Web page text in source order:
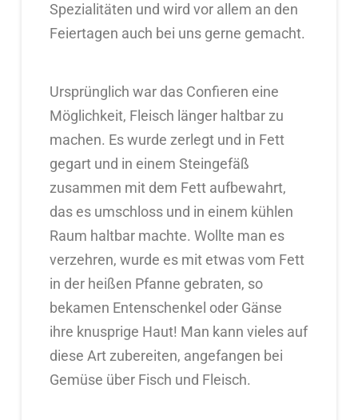
Spezialitäten und wird vor allem an den
Feiertagen auch bei uns gerne gemacht.
Ursprünglich war das Confieren eine
Möglichkeit, Fleisch länger haltbar zu
machen. Es wurde zerlegt und in Fett
gegart und in einem Steingefäß
zusammen mit dem Fett aufbewahrt,
das es umschloss und in einem kühlen
Raum haltbar machte. Wollte man es
verzehren, wurde es mit etwas vom Fett
in der heißen Pfanne gebraten, so
bekamen Entenschenkel oder Gänse
ihre knusprige Haut! Man kann vieles auf
diese Art zubereiten, angefangen bei
Gemüse über Fisch und Fleisch.